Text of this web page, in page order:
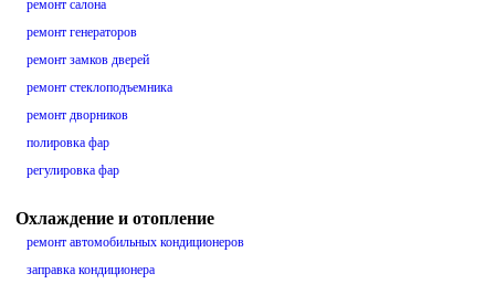
ремонт салона
ремонт генераторов
ремонт замков дверей
ремонт стеклоподъемника
ремонт дворников
полировка фар
регулировка фар
Охлаждение и отопление
ремонт автомобильных кондиционеров
заправка кондиционера